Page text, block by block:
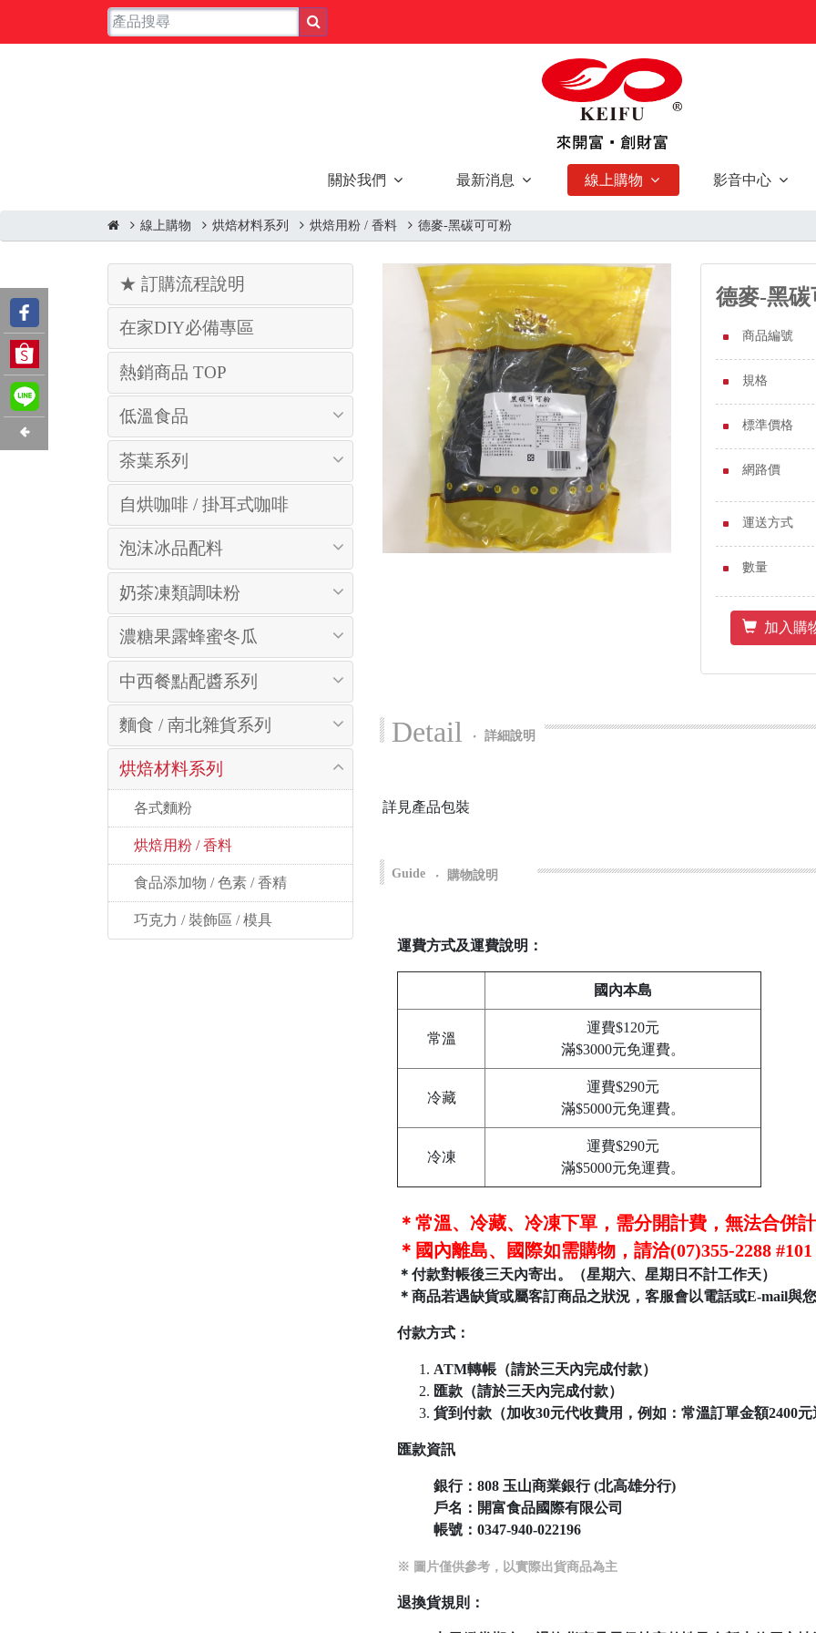
關於我們 最新消息 線上購物 影音中心
線上購物 烘焙材料系列 烘焙用粉 / 香料 德麥-黑碳可可粉
★ 訂購流程說明
在家DIY必備專區
熱銷商品 TOP
低溫食品
茶葉系列
自烘咖啡 / 掛耳式咖啡
泡沫冰品配料
奶茶凍類調味粉
濃糖果露蜂蜜冬瓜
中西餐點配醬系列
麵食 / 南北雜貨系列
烘焙材料系列
各式麵粉
烘焙用粉 / 香料
食品添加物 / 色素 / 香精
巧克力 / 裝飾區 / 模具
德麥-黑
商品編號
規格
標準價格
網路價
運送方式
數量
加入購
Detail ‧ 詳細說明
詳見產品包裝
Guide ‧ 購物說明
運費方式及運費說明：
國內本島
常溫
運費$120元
滿$3000元免運費。
冷藏
運費$290元
滿$5000元免運費。
冷凍
運費$290元
滿$5000元免運費。
＊常溫、冷藏、冷凍下單，需分開計費，無法合併
＊國內離島、國際如需購物，請洽(07)355-2288
＊付款對帳後三天內寄出。（星期六、星期日不計工作天）
＊商品若遇缺貨或屬客訂商品之狀況，客服會以電話或E-mail與
付款方式：
ATM轉帳（請於三天內完成付款）
匯款（請於三天內完成付款）
貨到付款（加收30元代收費用，例如：常溫訂單金額2400元
匯款資訊
銀行：808 玉山商業銀行 (北高雄分行)
戶名：開富食品國際有限公司
帳號： 0347-940-022196
※ 圖片僅供參考，以實際出貨商品為主
退換貨規則：